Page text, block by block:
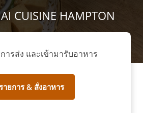
CUISINE HAMPTON
การส่ง และเข้ามารับอาหาร
ายการ & สั่งอาหาร